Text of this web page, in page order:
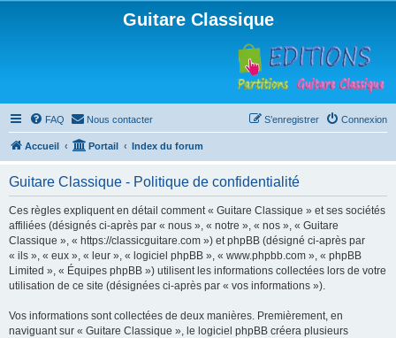
Guitare Classique
FAQ Nous contacter Connexion
S’enregistrer
Accueil Portail Index du forum
Guitare Classique - Politique de confidentialité
Ces règles expliquent en détail comment « Guitare Classique » et ses sociétés
affiliées (désignés ci-après par « nous », « notre », « nos », « Guitare
Classique », « https://classicguitare.com ») et phpBB (désigné ci-après par
« ils », « eux », « leur », « logiciel phpBB », « www.phpbb.com », « phpBB
Limited », « Équipes phpBB ») utilisent les informations collectées lors de votre
utilisation de ce site (désignées ci-après par « vos informations »).
Vos informations sont collectées de deux manières. Premièrement, en
naviguant sur « Guitare Classique », le logiciel phpBB créera plusieurs